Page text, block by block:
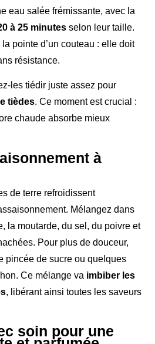
eau salée frémissante, avec la
à 25 minutes selon leur taille.
pointe d’un couteau : elle doit
résistance.
les tiédir juste assez pour
tièdes. Ce moment est crucial :
chaude absorbe mieux
à
de terre refroidissent
Mélangez dans
la moutarde, du sel, du poivre et
Pour plus de douceur,
pincée de sucre ou quelques
Ce mélange va imbiber les
, libérant ainsi toutes les saveurs
soin pour une